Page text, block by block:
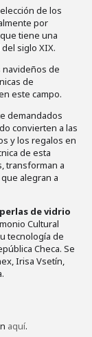
de los
por
tiene una
siglo XIX.
de
de
este campo.
demandados
convierten a las
y los regalos en
de esta
transforman a
alegran a
de vidrio
Cultural
tecnología de
Checa. Se
Irisa Vsetín,
aquí.